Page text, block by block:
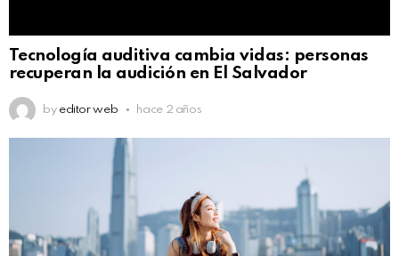
Tecnología auditiva cambia vidas: personas
recuperan la audición en El Salvador
by editor web hace 2 años